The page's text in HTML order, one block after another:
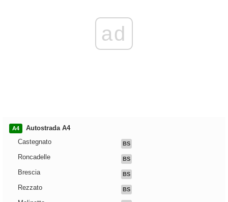
ad
A4
Autostrada A4
Castegnato
BS
Roncadelle BS
Brescia BS
Rezzato BS